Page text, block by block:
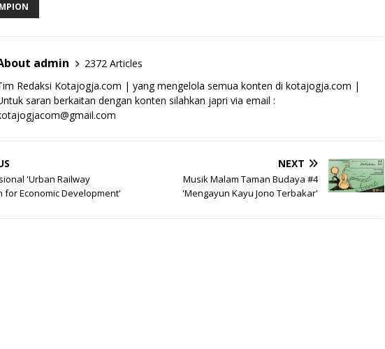
admin
2372 Articles
Redaksi Kotajogja.com | yang mengelola semua konten di kotajogja.com |
saran berkaitan dengan konten silahkan japri via email :
'Urban Railway
for Economic Development'
NEXT
Musik Malam Taman Budaya #4
'Mengayun Kayu Jono Terbakar'